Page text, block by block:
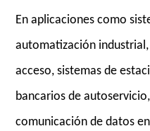
En aplicaciones como
automatización
acceso, sistemas de
bancarios de
comunicación de datos